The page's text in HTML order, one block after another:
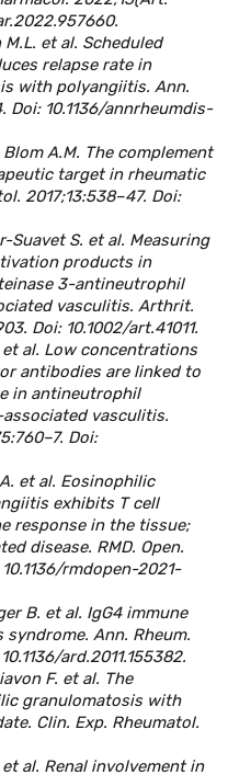
M.L. et al. Scheduled
relapse rate in
with polyangiitis. Ann.
Doi: 10.1136/annrheumdis-
A.M. The complement
target in rheumatic
2017;13:538–47. Doi:
Suavet S. et al. Measuring
products in
3-antineutrophil
vasculitis. Arthrit.
Doi: 10.1002/art.41011.
et al. Low concentrations
antibodies are linked to
in antineutrophil
vasculitis.
Doi:
et al. Eosinophilic
exhibits T cell
response in the tissue;
disease. RMD. Open.
rmdopen-2021-
B. et al. IgG4 immune
Ann. Rheum.
ard.2011.155382.
F. et al. The
granulomatosis with
Clin. Exp. Rheumatol.
al. Renal involvement in